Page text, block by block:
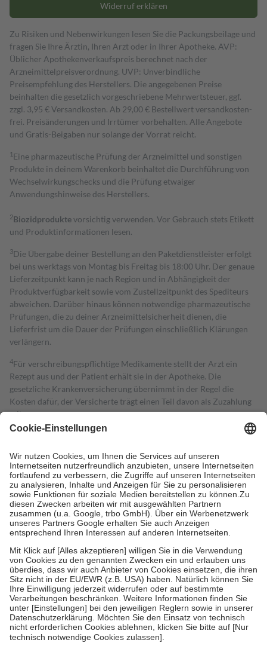
Widerruf erklären
Zu Risiken und Nebenwirkungen lesen Sie die Packungsbeilage und
fragen Sie Ihre Ärztin, Ihren Arzt oder in Ihrer Apotheke. AVP:
Üblicher Apothekenverkaufspreis berechnet nach der
Arzneimittelpreisverordnung. UVP: Unverbindliche
Preisempfehlung des Herstellers. Die angegebenen Preise
beinhalten die gesetzlich vorgeschriebene Mehrwertsteuer, ggf.
zzgl. 3,95 € Versandkosten. Ab 29,00 € Bestell­wert versand­kosten­
frei. Preisänderungen und Irrtümer vorbehalten. Alle Angebote
und Gratis-Beigaben nur solange der Vorrat reicht.
1 Eine pharmazeutische Prüfung der Arzneimittel und sonstigen
Produkte in deinem Warenkorb beinhaltet die Durchführung von
Wechselwirkungschecks und die Prüfung etwaiger
Anwendungshinweise des Herstellers.
2Biozidproduktevorsichtig verwenden. Vor Gebrauch stets Etikett
und Produktinformationen lesen.
3Die Übergabe deiner Bestellung an den Paketdienstleister erfolgt
bei uns werktags von Montag bis Freitag bis 18:00 Uhr. Der genaue
Lieferzeitpunkt kann je nach Region und in Abhängigkeit der
Produktverfügbarkeit sowie vom Zustellzeitpunkt des Spediteurs
abweichen. Darüber hinaus können notwendige pharmazeutische
Prüfungen, die zu deiner Arzneimittelsicherheit dienen, die
Lieferfrist um die Dauer der Prüfungen einschließlich Klärungen
verlängern.
4Für verschreibungspflichtige Medikamente stellt der Arzt ein
Rezept aus und der Patient erhält sie in der Apotheke. Die
gesetzliche Krankenversicherung übernimmt in der Regel die
Kosten dafür, der Versicherte trägt einen Teil davon als Zuzahlung
mit.
Grundsätzlich leisten Mitglieder Zuzahlungen in Höhe von zehn
höchstens zehn Euro.
Es sind jedoch nie mehr als die tatsächlichen
Kosten der Leistung zu entrichten.
Diese Regeln gelten grundsätzlich auch für Online-Apotheken.
Bei Heilmitteln und häuslicher Krankenpflege beträgt die
Zuzahlung zehn Prozent der Kosten sowie zehn Euro je
Verordnung.
Um das Engagement der Versicherten für ihre eigene Gesundheit zu
stärken und die besondere Stellung der Familie zu unterstützen,
fallenkeine Zuzahlungenan bei:
• Kindern und Jugendlichen bis zum vollendeten 18. Lebensjahr
mit Ausnahme der Fahrkosten
• Untersuchungen zur Vorsorge und Früherkennung, die von der
GKV getragen werden
• empfohlenen Schutzimpfungen
• Harn- und Blutteststreifen